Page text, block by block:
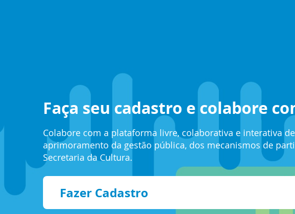
Faça seu cadastro e colabore
Colabore com a plataforma livre, colaborativa e interativa
aprimoramento da gestão pública, dos mecanismos de
Secretaria da Cultura.
Fazer Cadastro